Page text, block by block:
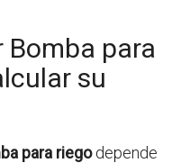
Bomba para
su
para riegodepende